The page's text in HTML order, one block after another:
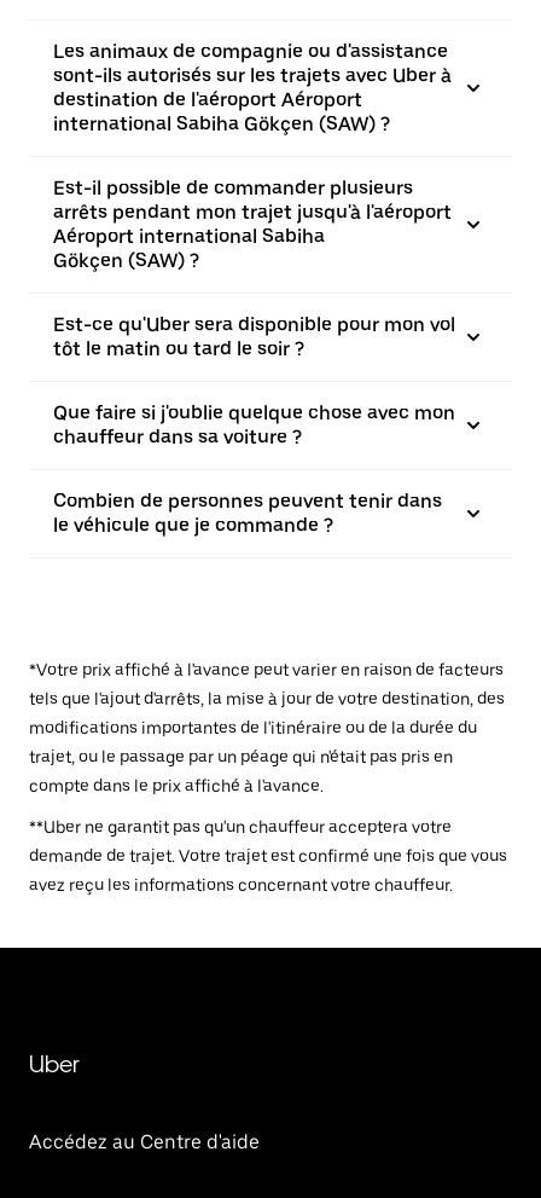
Les animaux de compagnie ou d'assistance
sont-ils autorisés sur les trajets avec Uber à
destination de l'aéroport Aéroport
international Sabiha Gökçen (SAW) ?
Est-il possible de commander plusieurs
arrêts pendant mon trajet jusqu'à l'aéroport
Aéroport international Sabiha
Gökçen (SAW) ?
Est-ce qu'Uber sera disponible pour mon vol
tôt le matin ou tard le soir ?
Que faire si j'oublie quelque chose avec mon
chauffeur dans sa voiture ?
Combien de personnes peuvent tenir dans
le véhicule que je commande ?
*Votre prix affiché à l'avance peut varier en raison de facteurs
tels que l'ajout d'arrêts, la mise à jour de votre destination, des
modifications importantes de l'itinéraire ou de la durée du
trajet, ou le passage par un péage qui n'était pas pris en
compte dans le prix affiché à l'avance.
**Uber ne garantit pas qu'un chauffeur acceptera votre
demande de trajet. Votre trajet est confirmé une fois que vous
avez reçu les informations concernant votre chauffeur.
Uber
Accédez au Centre d'aide